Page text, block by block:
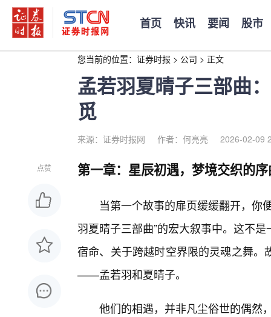
首页 快讯 要闻 股市
您当前的位置： 证券时报 > 公司 > 正文
孟若羽夏晴子三部曲
觅
来源：证券时报网 作者：何亮亮 2026-02-09
点赞 第一章：星辰初遇，梦境交织的
当第一个故事的扉页缓缓翻开，你
羽夏晴子三部曲”的宏大叙事中。这不
宿命、关于跨越时空界限的灵魂之舞
——孟若羽和夏晴子。
他们的相遇，并非凡尘俗世的偶然